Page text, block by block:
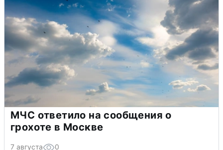
МЧС ответило на сообщения о
грохоте в Москве
7 августа 0